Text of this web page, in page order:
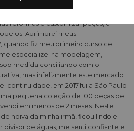
reformas e customizar peças, e
Aprimorei meus
quando fiz meu primeiro curso de
especializei na modelagem,
medida conciliando com o
mas infelizmente este mercado
continuidade, em 2017 fui a São Paulo
pequena coleção de 100 peças de
em menos de 2 meses. Neste
noiva da minha irmã, ficou lindo e
divisor de águas, me senti confiante e